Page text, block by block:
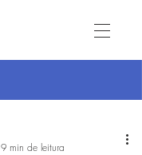
9 min de leitura